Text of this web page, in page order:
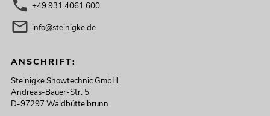
+49 931 4061 600
info@steinigke.de
ANSCHRIFT:
Steinigke Showtechnic GmbH
Andreas-Bauer-Str. 5
D-97297 Waldbüttelbrunn